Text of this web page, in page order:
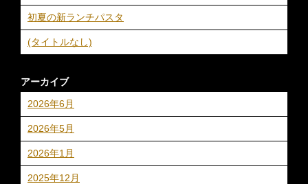
初夏の新ランチパスタ
(タイトルなし)
アーカイブ
2026年6月
2026年5月
2026年1月
2025年12月